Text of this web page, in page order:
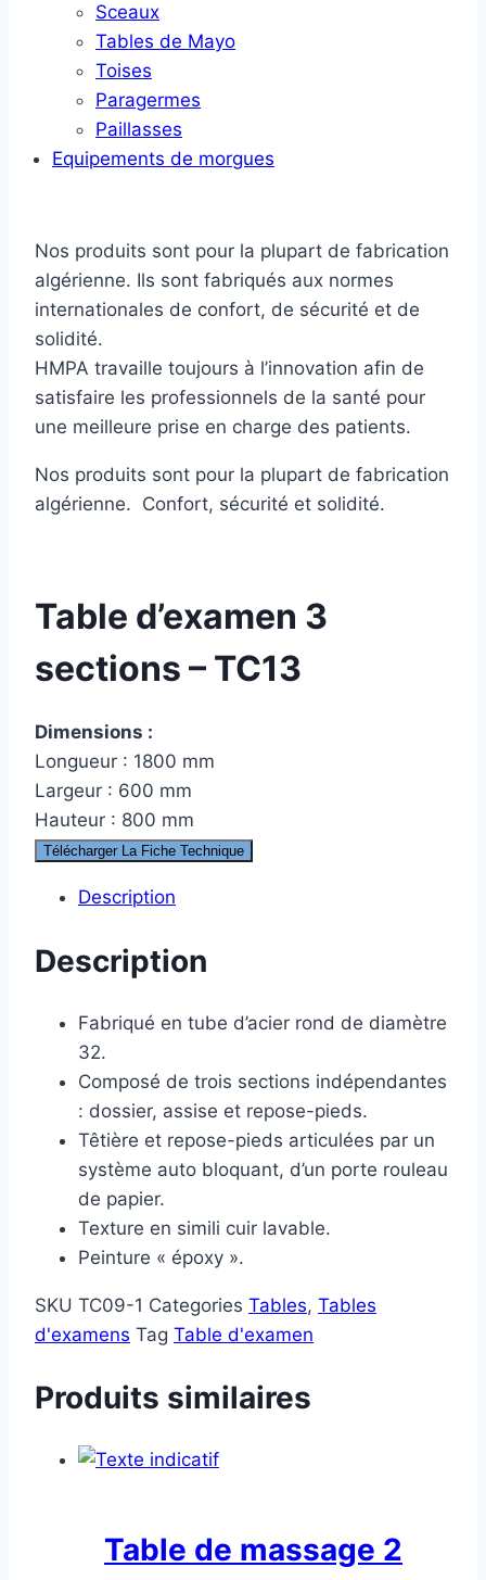
Sceaux
Tables de Mayo
Toises
Paragermes
Paillasses
Equipements de morgues
Nos produits sont pour la plupart de fabrication
algérienne. Ils sont fabriqués aux normes
internationales de confort, de sécurité et de
solidité.
HMPA travaille toujours à l’innovation afin de
satisfaire les professionnels de la santé pour
une meilleure prise en charge des patients.
Nos produits sont pour la plupart de fabrication
algérienne. Confort, sécurité et solidité.
Table d’examen 3
sections – TC13
Dimensions :
Longueur : 1800 mm
Largeur : 600 mm
Hauteur : 800 mm
Télécharger La Fiche Technique
Description
Description
Fabriqué en tube d’acier rond de diamètre
32.
Composé de trois sections indépendantes
: dossier, assise et repose-pieds.
Têtière et repose-pieds articulées par un
système auto bloquant, d’un porte rouleau
de papier.
Texture en simili cuir lavable.
Peinture « époxy ».
SKU TC09-1 Categories Tables, Tables
d'examens Tag Table d'examen
Produits similaires
Table de massage 2